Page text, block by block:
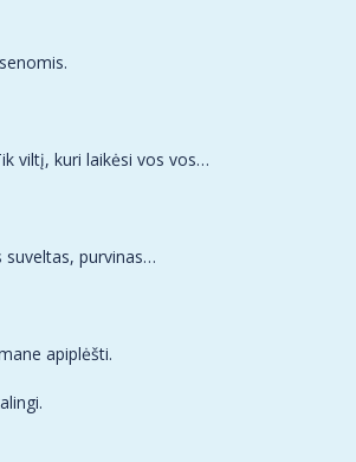
viltį, kuri laikėsi vos vos…
suveltas, purvinas…
apiplėšti.